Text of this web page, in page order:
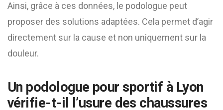
Ainsi, grâce à ces données, le podologue peut
proposer des solutions adaptées. Cela permet d’agir
directement sur la cause et non uniquement sur la
douleur.
Un podologue pour sportif à Lyon
vérifie-t-il l’usure des chaussures